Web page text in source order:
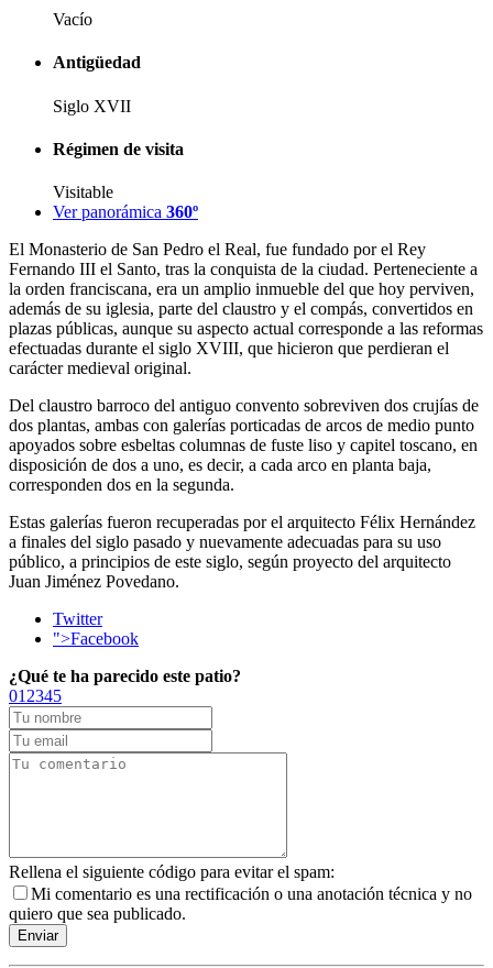
Vacío
Antigüedad
Siglo XVII
Régimen de visita
Visitable
Ver panorámica 360º
El Monasterio de San Pedro el Real, fue fundado por el Rey
Fernando III el Santo, tras la conquista de la ciudad. Perteneciente a
la orden franciscana, era un amplio inmueble del que hoy perviven,
además de su iglesia, parte del claustro y el compás, convertidos en
plazas públicas, aunque su aspecto actual corresponde a las reformas
efectuadas durante el siglo XVIII, que hicieron que perdieran el
carácter medieval original.
Del claustro barroco del antiguo convento sobreviven dos crujías de
dos plantas, ambas con galerías porticadas de arcos de medio punto
apoyados sobre esbeltas columnas de fuste liso y capitel toscano, en
disposición de dos a uno, es decir, a cada arco en planta baja,
corresponden dos en la segunda.
Estas galerías fueron recuperadas por el arquitecto Félix Hernández
a finales del siglo pasado y nuevamente adecuadas para su uso
público, a principios de este siglo, según proyecto del arquitecto
Juan Jiménez Povedano.
Twitter
">Facebook
¿Qué te ha parecido este patio?
01 2345
Rellena el siguiente código para evitar el spam:
Mi comentario es una rectificación o una anotación técnica y no
quiero que sea publicado.